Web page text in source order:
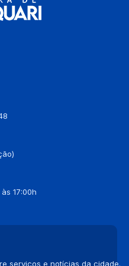
17:00h
serviços e notícias da cidade.